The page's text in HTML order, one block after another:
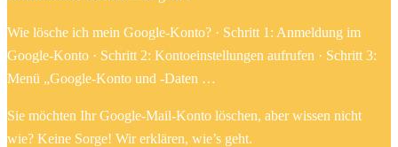
Wie lösche ich mein Google-Konto? · Schritt 1: Anmeldung im
Google-Konto · Schritt 2: Kontoeinstellungen aufrufen · Schritt 3:
Menü „Google-Konto und -Daten …
Sie möchten Ihr Google-Mail-Konto löschen, aber wissen nicht
wie? Keine Sorge! Wir erklären, wie’s geht.